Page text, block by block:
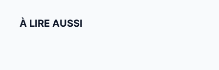
À LIRE AUSSI